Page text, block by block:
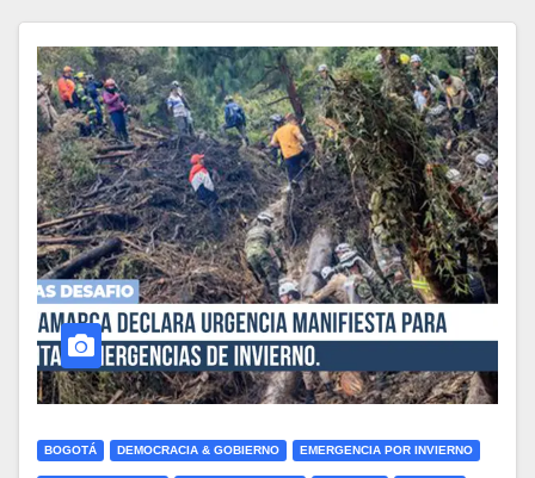
BOGOTÁ DEMOCRACIA & GOBIERNO EMERGENCIA POR INVIERNO